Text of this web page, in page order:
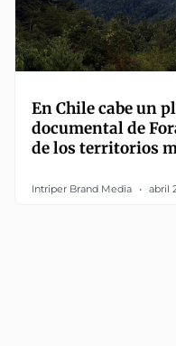
En Chile cabe un
documental de
de los territorios
Intriper Brand Media abril